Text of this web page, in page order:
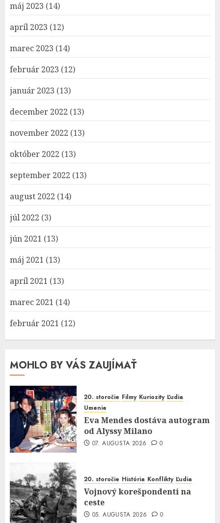
máj 2023 (14)
apríl 2023 (12)
marec 2023 (14)
február 2023 (12)
január 2023 (13)
december 2022 (13)
november 2022 (13)
október 2022 (13)
september 2022 (13)
august 2022 (14)
júl 2022 (3)
jún 2021 (13)
máj 2021 (13)
apríl 2021 (13)
marec 2021 (14)
február 2021 (12)
MOHLO BY VÁS ZAUJÍMAŤ
20. storočie Filmy Kuriozity Ľudia
Umenie
Eva Mendes dostáva autogram
od Alyssy Milano
07. AUGUSTA 2026 0
20. storočie História Konflikty Ľudia
Vojnový korešpondenti na
ceste
05. AUGUSTA 2026 0